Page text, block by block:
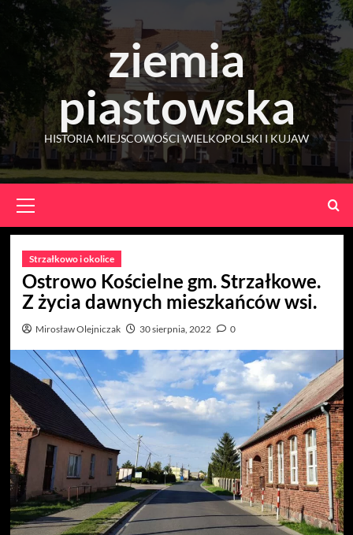
Skip
content
ziemia
piastowska
HISTORIA MIEJSCOWOŚCI WIELKOPOLSKI I KUJAW
Menu
Strzałkowo i okolice
Ostrowo Kościelne gm. Strzałkowe.
Z życia dawnych mieszkańców wsi.
Mirosław Olejniczak 30 sierpnia, 2022 0